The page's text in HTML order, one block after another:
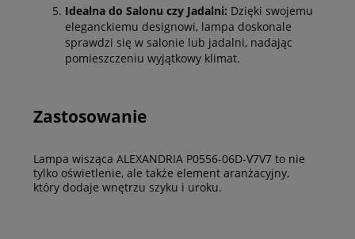
Idealna do Salonu czy Jadalni: Dzięki swojemu
eleganckiemu designowi, lampa doskonale
sprawdzi się w salonie lub jadalni, nadając
pomieszczeniu wyjątkowy klimat.
Zastosowanie
Lampa wisząca ALEXANDRIA P0556-06D-V7V7 to nie
tylko oświetlenie, ale także element aranżacyjny,
który dodaje wnętrzu szyku i uroku.